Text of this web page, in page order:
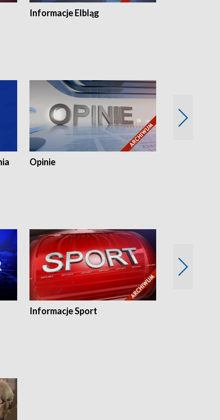
Informacje Elbląg
Opinie
Informacje Sport